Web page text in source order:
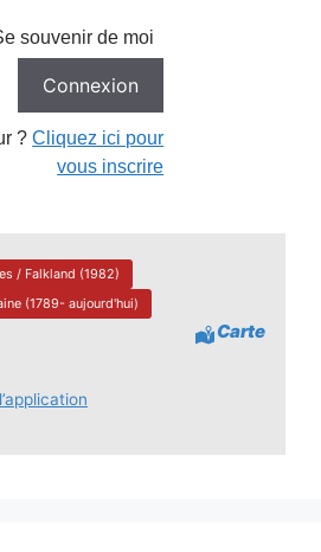
souvenir de moi
?Cliquez ici pour
vous inscrire
/ Falkland (1982)
(1789- aujourd'hui)
Carte